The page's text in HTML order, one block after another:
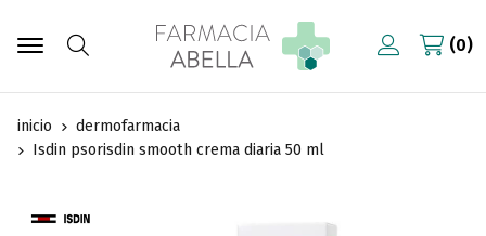
Buscar
0
inicio
dermofarmacia
Isdin psorisdin smooth crema diaria 50 ml